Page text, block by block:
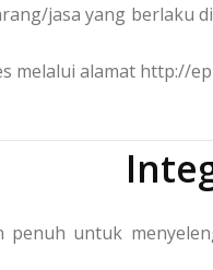
jasa yang berlaku
melalui alamat http://
penuh untuk